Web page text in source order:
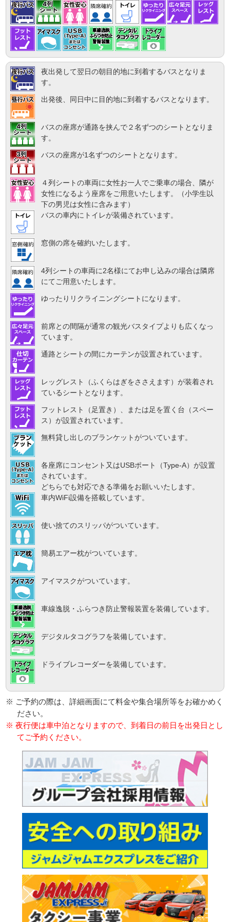
夜出発して翌日の朝目的地に到着するバスとなりま
す。
出発後、同日中に目的地に到着するバスとなります。
バスの座席が通路を挟んで２名ずつのシートとなりま
す。
バスの座席が1名ずつのシートとなります。
４列シートの車両に女性お一人でご乗車の場合、隣が
女性になるよう座席をご用意いたします。（小学生以
下の男児は女性に含みます）
バスの車内にトイレが装備されています。
窓側の席を確約いたします。
4列シートの車両に2名様にてお申し込みの場合は隣席
にてご用意いたします。
ゆったりリクライニングシートになります。
前席との間隔が通常の観光バスタイプよりも広くなっ
ています。
通路とシートの間にカーテンが設置されています。
レッグレスト（ふくらはぎをささえます）が装着され
ているシートとなります。
フットレスト（足置き）、または足を置く台（スペー
ス）が設置されています。
無料貸し出しのブランケットがついています。
各座席にコンセント又はUSBポート（Type-A）が設置
されています。
どちらでも対応できる準備をお願いいたします。
車内WiFi設備を搭載しています。
使い捨てのスリッパがついています。
簡易エアー枕がついています。
アイマスクがついています。
車線逸脱・ふらつき防止警報装置を装備しています。
デジタルタコグラフを装備しています。
ドライブレコーダーを装備しています。
※ ご予約の際は、詳細画面にて料金や集合場所等をお確かめく
ださい。
※ 夜行便は車中泊となりますので、到着日の前日を出発日とし
てご予約ください。